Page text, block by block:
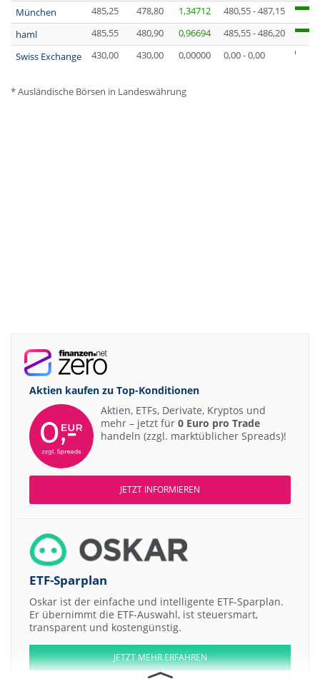
München
485,25 478,80 1,34712
480,55 - 487,15
haml
485,55 480,90 0,96694
485,55 - 486,20
Swiss Exchange
430,00 430,00 0,00000 0,00 - 0,00
* Ausländische Börsen in Landeswährung
Aktien kaufen zu Top-Konditionen
Aktien, ETFs, Derivate, Kryptos und
mehr – jetzt für 0 Euro pro Trade
handeln (zzgl. marktüblicher Spreads)!
JETZT INFORMIEREN
ETF-Sparplan
Oskar ist der einfache und intelligente ETF-Sparplan.
Er übernimmt die ETF-Auswahl, ist steuersmart,
transparent und kostengünstig.
JETZT MEHR ERFAHREN